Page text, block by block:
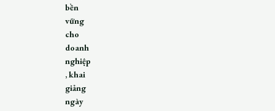
bền
vững
cho
doanh
nghiệp
, khai
giảng
ngày